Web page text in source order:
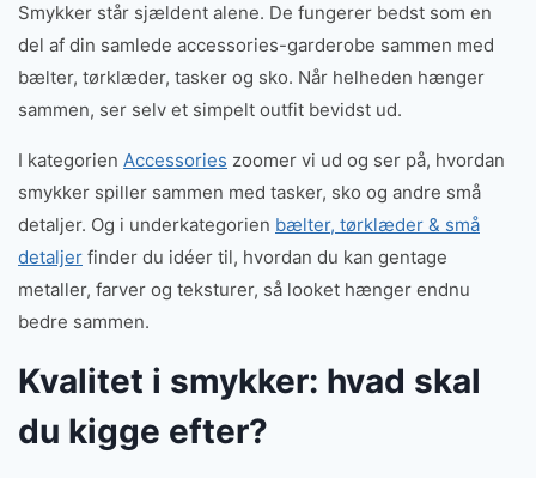
Smykker står sjældent alene. De fungerer bedst som en
del af din samlede accessories-garderobe sammen med
bælter, tørklæder, tasker og sko. Når helheden hænger
sammen, ser selv et simpelt outfit bevidst ud.
I kategorien Accessories zoomer vi ud og ser på, hvordan
smykker spiller sammen med tasker, sko og andre små
detaljer. Og i underkategorien bælter, tørklæder & små
detaljer finder du idéer til, hvordan du kan gentage
metaller, farver og teksturer, så looket hænger endnu
bedre sammen.
Kvalitet i smykker: hvad skal
du kigge efter?